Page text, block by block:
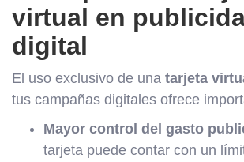
virtual en
digital
El uso exclusivo de una tarjeta
tus campañas digitales ofrece
Mayor control del gasto
tarjeta puede contar con un